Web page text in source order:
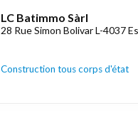
LC Batimmo Sàrl
28 Rue Simon Bolivar L-4037
Construction tous corps d'état